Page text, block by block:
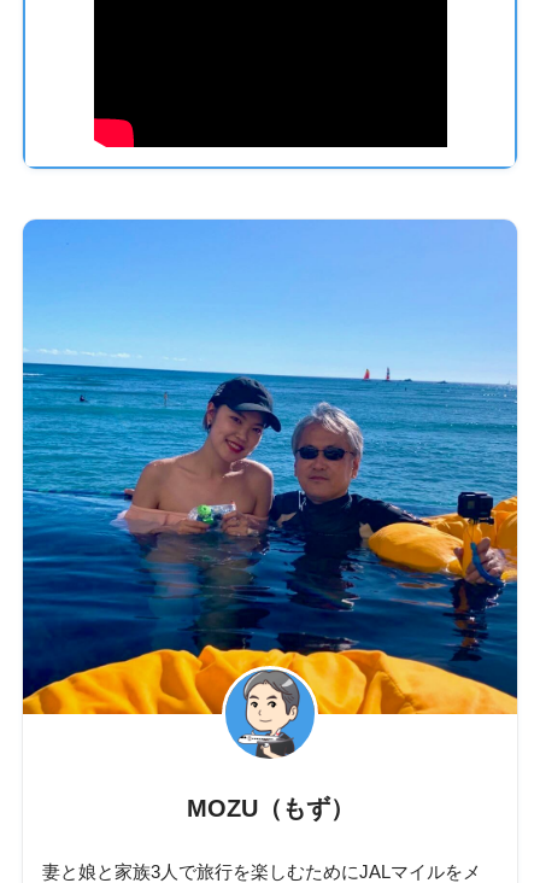
MOZU（もず）
妻と娘と家族3人で旅行を楽しむためにJALマイルをメ